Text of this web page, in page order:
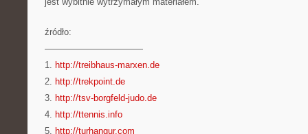
źródło:
———————————
1. http://treibhaus-marxen.de
2. http://trekpoint.de
3. http://tsv-borgfeld-judo.de
4. http://ttennis.info
5. http://turhangur.com